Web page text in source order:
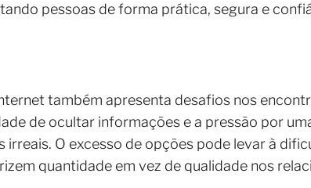
pessoas de forma prática, segura e
também apresenta desafios nos
de ocultar informações e a pressão por
O excesso de opções pode levar à
quantidade em vez de qualidade nos